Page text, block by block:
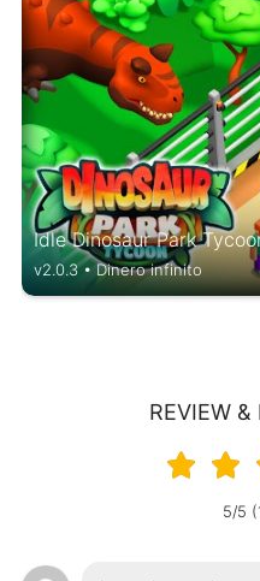
Idle Dinosaur Park
v2.0.3 • Dinero infinito
REVIEW &
5/5